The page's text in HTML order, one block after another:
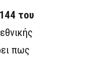
του
πως